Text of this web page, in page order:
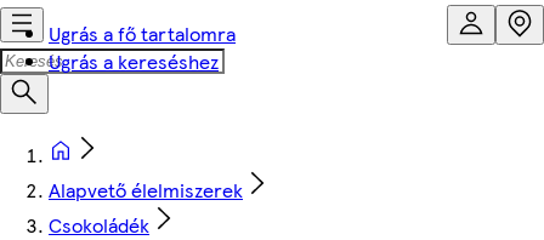
Ugrás a fő tartalomra
Ugrás a kereséshez
Alapvető élelmiszerek
Csokoládék